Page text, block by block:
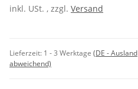
inkl. USt. , zzgl. Versand
Lieferzeit: 1 - 3 Werktage (DE - Ausland
abweichend)